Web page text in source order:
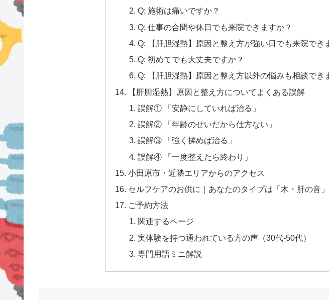
Q: 施術は痛いですか？
Q: 仕事の合間や休日でも来院できますか？
Q: 【肝胆湿熱】原因と整え方が強い日でも来院でき
Q: 初めてでも大丈夫ですか？
Q: 【肝胆湿熱】原因と整え方以外の悩みも相談でき
【肝胆湿熱】原因と整え方についてよくある誤解
誤解① 「安静にしていれば治る」
誤解② 「年齢のせいだから仕方ない」
誤解③ 「強く揉めば治る」
誤解④ 「一度整えたら終わり」
小田原市・近隣エリアからのアクセス
セルフケアのお供に｜あなたのタイプは「木・肝の音」
ご予約方法
関連するページ
実体験を持つ通われている方の声（30代-50代）
専門用語ミニ解説